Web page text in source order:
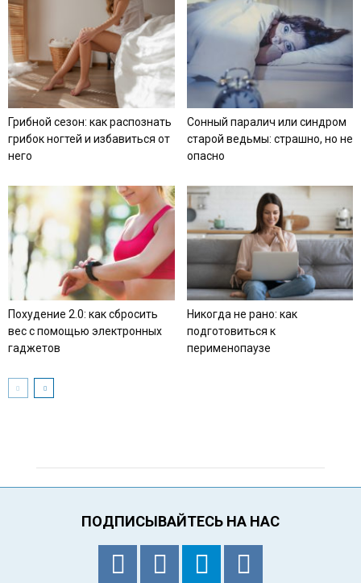
Грибной сезон: как распознать
грибок ногтей и избавиться от
него
Сонный паралич или синдром
старой ведьмы: страшно, но не
опасно
Похудение 2.0: как сбросить
вес с помощью электронных
гаджетов
Никогда не рано: как
подготовиться к
перименопаузе
ПОДПИСЫВАЙТЕСЬ НА НАС